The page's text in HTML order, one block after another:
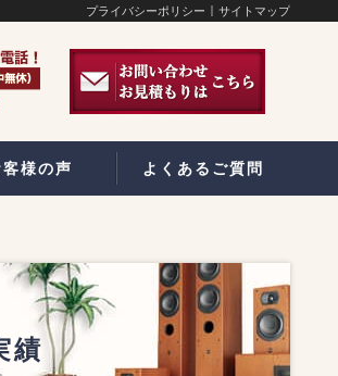
プライバシーポリシー サイトマップ
客様の声 よくあるご質問
績